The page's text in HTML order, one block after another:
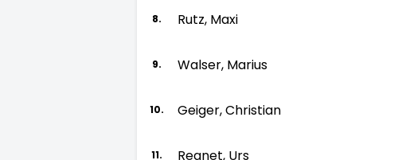
8. Rutz, Maxi
9. Walser, Marius
10. Geiger, Christian
11. Regnet, Urs